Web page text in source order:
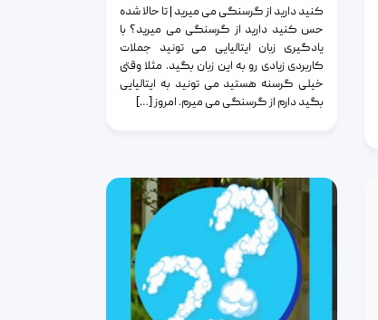
کنید دارید از گرسنگی می میرید | تا حالا شده
حس کنید دارید از گرسنگی می میرید؟ با
یادگیری زبان ایتالیایی می تونید جملات
کاربردی زیادی رو به این زبان بگید. مثلا وقتی
خیلی گرسنه هستید می تونید به ایتالیایی
بگید دارم از گرسنگی می میرم. امروز […]